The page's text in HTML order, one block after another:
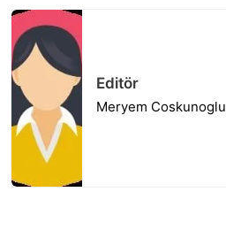
Editör
Meryem Coskunoglu